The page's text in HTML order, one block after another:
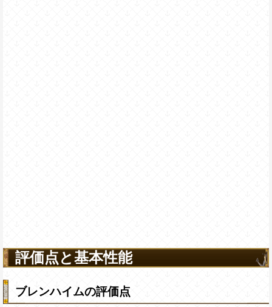
評価点と基本性能
ブレンハイムの評価点